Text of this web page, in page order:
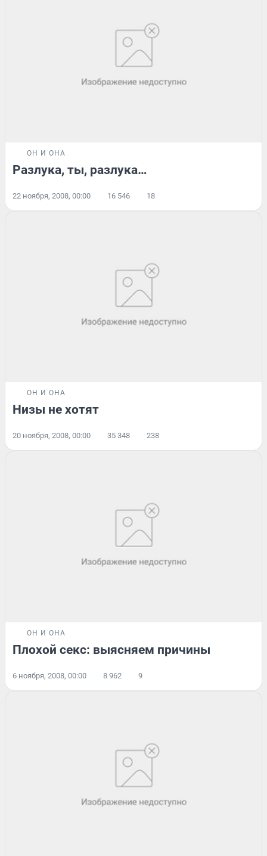
ОН И ОНА
Разлука, ты, разлука…
22 ноября, 2008, 00:00 16 546 18
ОН И ОНА
Низы не хотят
20 ноября, 2008, 00:00 35 348 238
ОН И ОНА
Плохой секс: выясняем причины
6 ноября, 2008, 00:00 8 962 9